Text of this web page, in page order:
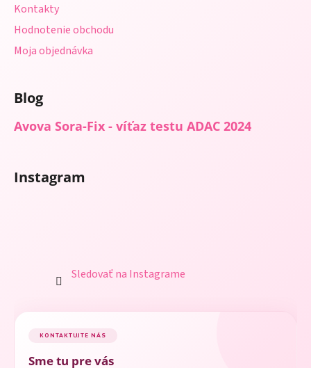
Kontakty
Hodnotenie obchodu
Moja objednávka
Blog
Avova Sora-Fix - víťaz testu ADAC 2024
Instagram
Sledovať na Instagrame
KONTAKTUJTE NÁS
Sme tu pre vás